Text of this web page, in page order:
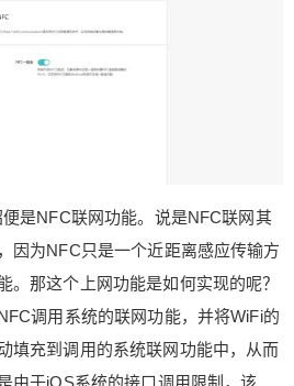
是NFC联网功能。说是NFC联网其
因为NFC只是一个近距离感应传输方
。那这个上网功能是如何实现的呢？
调用系统的联网功能，并将WiFi的
填充到调用的系统联网功能中，从而
由于iOS系统的接口调用限制，该